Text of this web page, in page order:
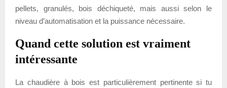
pellets, granulés, bois déchiqueté, mais aussi selon le
niveau d’automatisation et la puissance nécessaire.
Quand cette solution est vraiment
intéressante
La chaudière à bois est particulièrement pertinente si tu